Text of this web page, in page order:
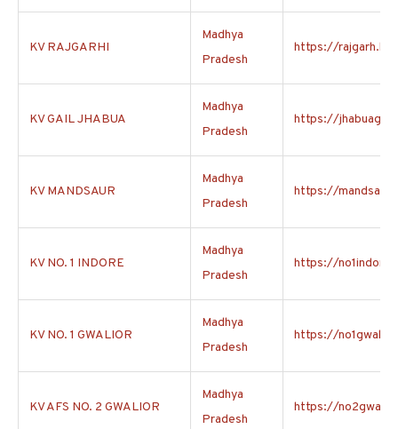
KV RAJGARHI
Madhya
Pradesh
https://
KV GAIL JHABUA
Madhya
Pradesh
https://
KV MANDSAUR
Madhya
Pradesh
https://
KV NO. 1 INDORE
Madhya
Pradesh
https://
KV NO. 1 GWALIOR
Madhya
Pradesh
https://
KV AFS NO. 2 GWALIOR
Madhya
Pradesh
https://